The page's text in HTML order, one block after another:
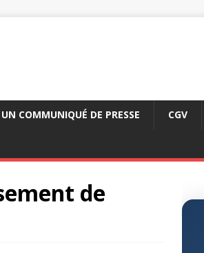
COMMUNIQUÉ DE PRESSE CGV
de